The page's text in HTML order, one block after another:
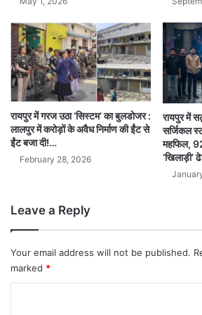
रायपुर में गरज उठा ‘सिस्टम’ का बुलडोजर :
लालपुर में करोड़ों के अवैध निर्माण की ईंट से
ईंट बजा दी!…
February 28, 2026
रायपुर में
सर्जिकल
महफिल,
‘खिलाड़ी’
Leave a Reply
Your email address will not be published.
marked *